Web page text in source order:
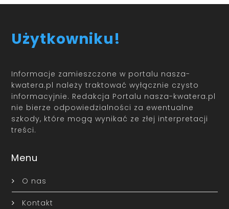
Użytkowniku!
Informacje zamieszczone w portalu nasza-
kwatera.pl należy traktować wyłącznie czysto
informacyjnie. Redakcja Portalu nasza-kwatera.pl
nie bierze odpowiedzialności za ewentualne
szkody, które mogą wynikać ze złej interpretacji
treści.
Menu
O nas
Kontakt